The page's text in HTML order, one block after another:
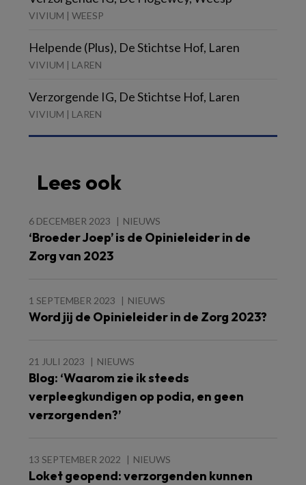
VIVIUM | WEESP
Helpende (Plus), De Stichtse Hof, Laren
VIVIUM | LAREN
Verzorgende IG, De Stichtse Hof, Laren
VIVIUM | LAREN
Lees ook
6 DECEMBER 2023 NIEUWS
‘Broeder Joep’ is de Opinieleider in de
Zorg van 2023
1 SEPTEMBER 2023 NIEUWS
Word jij de Opinieleider in de Zorg 2023?
21 JULI 2023 NIEUWS
Blog: ‘Waarom zie ik steeds
verpleegkundigen op podia, en geen
verzorgenden?’
13 SEPTEMBER 2022 NIEUWS
Loket geopend: verzorgenden kunnen